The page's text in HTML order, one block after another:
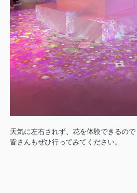
天気に左右されず、花を体験できるので
皆さんもぜひ行ってみてください。